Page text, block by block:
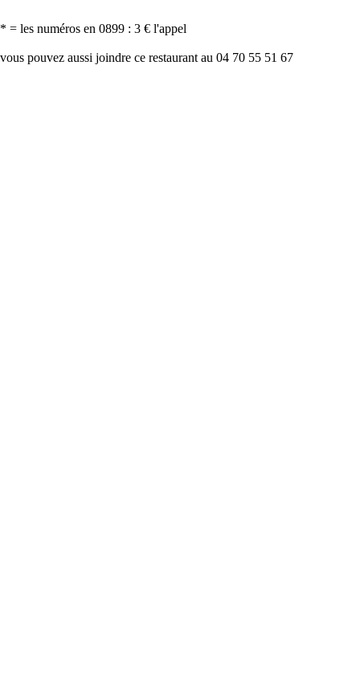
* = les numéros en 0899 : 3 € l'appel
vous pouvez aussi joindre ce restaurant au 04 70 55 51 67